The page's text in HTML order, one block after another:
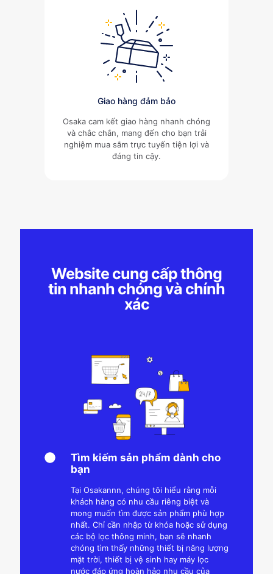
Giao hàng đảm bảo
Osaka cam kết giao hàng nhanh chóng
và chắc chắn, mang đến cho bạn trải
nghiệm mua sắm trực tuyến tiện lợi và
đáng tin cậy.
Website cung cấp thông
tin nhanh chóng và chính
xác
Tìm kiếm sản phẩm dành cho
bạn
Tại Osakannn, chúng tôi hiểu rằng mỗi
khách hàng có nhu cầu riêng biệt và
mong muốn tìm được sản phẩm phù hợp
nhất. Chỉ cần nhập từ khóa hoặc sử dụng
các bộ lọc thông minh, bạn sẽ nhanh
chóng tìm thấy những thiết bị năng lượng
mặt trời, thiết bị vệ sinh hay máy lọc
nước đáp ứng hoàn hảo nhu cầu của